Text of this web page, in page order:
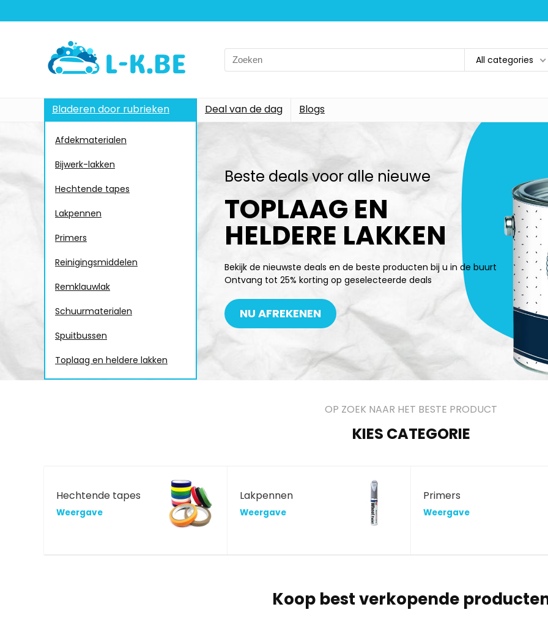
All categories
Bladeren door rubrieken
Afdekmaterialen
Bijwerk-lakken
Hechtende tapes
Lakpennen
Primers
Reinigingsmiddelen
Remklauwlak
Schuurmaterialen
Spuitbussen
Toplaag en heldere lakken
Deal van de dag Blogs
Beste deals voor alle nieuwe
TOPLAAG EN
HELDERE LAKKEN
Bekijk de nieuwste deals en de beste producten bij u in de buurt
Ontvang tot 25% korting op geselecteerde deals
NU AFREKENEN
OP ZOEK NAAR HET BESTE PRODUCT
KIES CATEGORIE
Hechtende tapes
Weergave
Lakpennen
Weergave
Primers
Weergave
Koop best verkopende